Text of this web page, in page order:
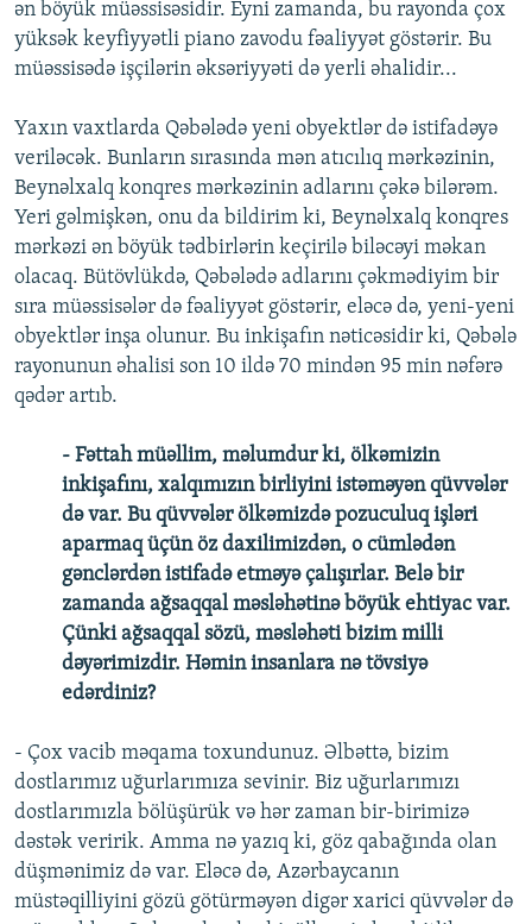
ən böyük müəssisəsidir. Eyni zamanda, bu rayonda çox
yüksək keyfiyyətli piano zavodu fəaliyyət göstərir. Bu
müəssisədə işçilərin əksəriyyəti də yerli əhalidir...
Yaxın vaxtlarda Qəbələdə yeni obyektlər də istifadəyə
veriləcək. Bunların sırasında mən atıcılıq mərkəzinin,
Beynəlxalq konqres mərkəzinin adlarını çəkə bilərəm.
Yeri gəlmişkən, onu da bildirim ki, Beynəlxalq konqres
mərkəzi ən böyük tədbirlərin keçirilə biləcəyi məkan
olacaq. Bütövlükdə, Qəbələdə adlarını çəkmədiyim bir
sıra müəssisələr də fəaliyyət göstərir, eləcə də, yeni-yeni
obyektlər inşa olunur. Bu inkişafın nəticəsidir ki, Qəbələ
rayonunun əhalisi son 10 ildə 70 mindən 95 min nəfərə
qədər artıb.
- Fəttah müəllim, məlumdur ki, ölkəmizin
inkişafını, xalqımızın birliyini istəməyən qüvvələr
də var. Bu qüvvələr ölkəmizdə pozuculuq işləri
aparmaq üçün öz daxilimizdən, o cümlədən
gənclərdən istifadə etməyə çalışırlar. Belə bir
zamanda ağsaqqal məsləhətinə böyük ehtiyac var.
Çünki ağsaqqal sözü, məsləhəti bizim milli
dəyərimizdir. Həmin insanlara nə tövsiyə
edərdiniz?
- Çox vacib məqama toxundunuz. Əlbəttə, bizim
dostlarımız uğurlarımıza sevinir. Biz uğurlarımızı
dostlarımızla bölüşürük və hər zaman bir-birimizə
dəstək veririk. Amma nə yazıq ki, göz qabağında olan
düşmənimiz də var. Eləcə də, Azərbaycanın
müstəqilliyini gözü götürməyən digər xarici qüvvələr də